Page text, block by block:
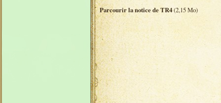
Parcourir la notice de TR4(2,15 Mo)